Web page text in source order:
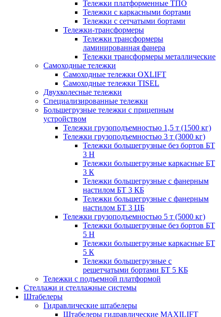
Тележки платформенные ТПО
Тележки с каркасными бортами
Тележки с сетчатыми бортами
Тележки-трансформеры
Тележки трансформеры
ламинированная фанера
Тележки трансформеры металлические
Самоходные тележки
Самоходные тележки OXLIFT
Самоходные тележки TISEL
Двухколесные тележки
Специализированные тележки
Большегрузные тележки с прицепным
устройством
Тележки грузоподъемностью 1,5 т (1500 кг)
Тележки грузоподъемностью 3 т (3000 кг)
Тележки большегрузные без бортов БТ
3 Н
Тележки большегрузные каркасные БТ
3 К
Тележки большегрузные с фанерным
настилом БТ 3 КБ
Тележки большегрузные с фанерным
настилом БТ 3 ЦБ
Тележки грузоподъемностью 5 т (5000 кг)
Тележки большегрузные без бортов БТ
5 Н
Тележки большегрузные каркасные БТ
5 К
Тележки большегрузные с
решетчатыми бортами БТ 5 КБ
Тележки с подъемной платформой
Стеллажи и стеллажные системы
Штабелеры
Гидравлические штабелеры
Штабелеры гидравлические MAXILIFT